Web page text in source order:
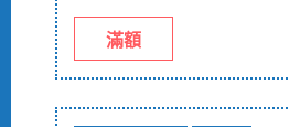
滿額